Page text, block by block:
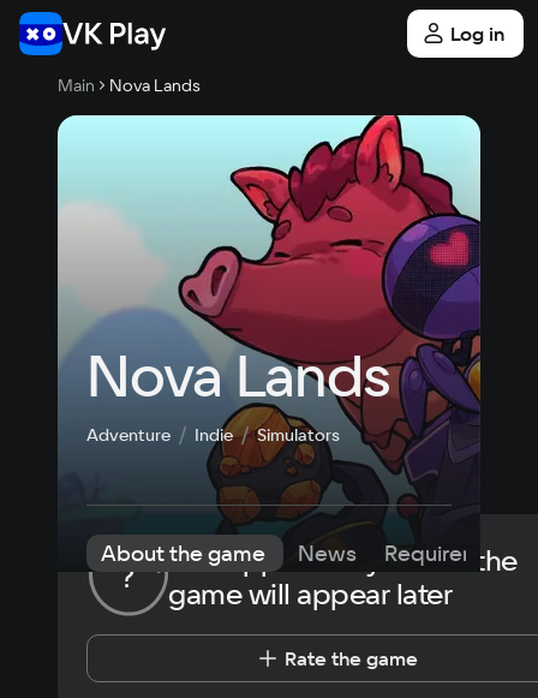
Log in
Main Nova Lands
Nova Lands
Adventure Indie Simulators
About the game News Requirements
?
The opportunity to rate the
game will appear later
Rate the game